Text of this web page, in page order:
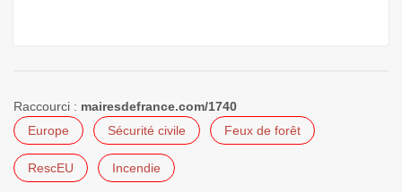
Raccourci : mairesdefrance.com/1740
Europe
Sécurité civile Feux de forêt
RescEU Incendie